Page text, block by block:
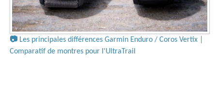
📷 Les principales différences Garmin Enduro / Coros Vertix |
Comparatif de montres pour l'UltraTrail